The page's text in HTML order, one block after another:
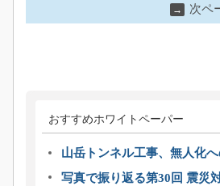
→ 次ペ
おすすめホワイトペーパー
山岳トンネル工事、無人化へ
写真で振り返る第30回 震災